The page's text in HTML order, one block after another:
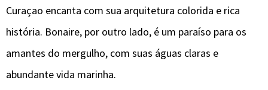
Curaçao encanta com sua arquitetura colorida e rica
história. Bonaire, por outro lado, é um paraíso para os
amantes do mergulho, com suas águas claras e
abundante vida marinha.